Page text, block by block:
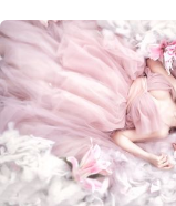
Slide 1 of 4